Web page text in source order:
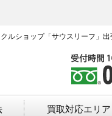
ルショップ「サウスリーフ」
買取対応エリア